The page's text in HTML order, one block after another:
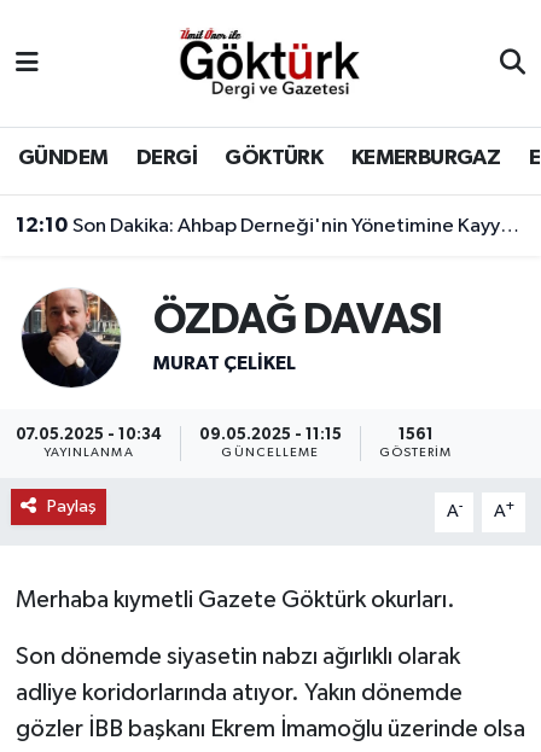
GÜNDEM DERGİ GÖKTÜRK KEMERBURGAZ
12:10 Son Dakika: Ahbap Derneği'nin Yönetimine Kayyum Atandı
ÖZDAĞ DAVASI
MURAT ÇELIKEL
07.05.2025 - 10:34
YAYINLANMA
09.05.2025 - 11:15
GÜNCELLEME
1561
GÖSTERIM
Paylaş A- A+
Merhaba kıymetli Gazete Göktürk okurları.
Son dönemde siyasetin nabzı ağırlıklı olarak
adliye koridorlarında atıyor. Yakın dönemde
gözler İBB başkanı Ekrem İmamoğlu üzerinde olsa
BİLİM
DERGİ
EĞİTİM
GÖKTÜRK
GÜNDEM
KÜLTÜR - SANAT
MAGAZİN
Eyüpsultan Hava Durumu
Eyüpsultan Trafik Yoğunluk Haritası
Süper Lig Puan Durumu ve Fikstür
Son Dakika Haberleri